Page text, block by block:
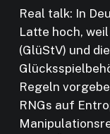
Real talk: In
Latte hoch,
(GlüStV) und
Regeln
RNGs auf